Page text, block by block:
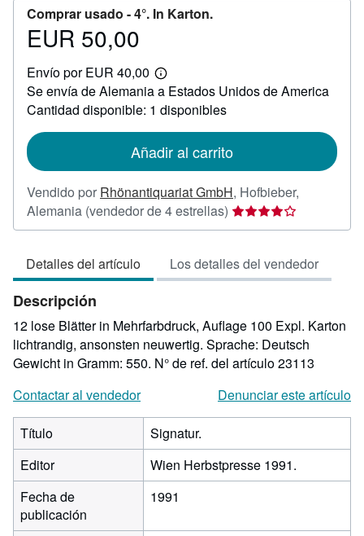
Comprar usado -4°. In Karton.
Precio
50,00
EUR 50,00
Envío por EUR 40,00
Más
información
sobre
las
envío
Se envía de Alemania a Estados Unidos de America
Cantidad disponible: 1 disponibles
Añadir al carrito
Vendido por Rhönantiquariat GmbH, Hofbieber,
Alemania (vendedor de 4 estrellas) Calificación
del
4
de
estrellas
Detalles del artículo Los detalles del vendedor
Descripción
12 lose Blätter in Mehrfarbdruck, Auflage 100 Expl. Karton
lichtrandig, ansonsten neuwertig. Sprache: Deutsch
Gewicht in Gramm: 550. N° de ref. del artículo 23113
Contactar al vendedor
Denunciar este artículo
Título
Signatur.
Editor
Wien Herbstpresse 1991.
Fecha de
publicación
1991